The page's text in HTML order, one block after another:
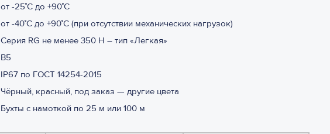
от -25˚С до +90˚С
от -40˚С до +90˚С (при отсутствии механических нагрузок)
Серия RG не менее 350 Н – тип «Легкая»
В5
IP67 по ГОСТ 14254-2015
Чёрный, красный, под заказ — другие цвета
Бухты с намоткой по 25 м или 100 м